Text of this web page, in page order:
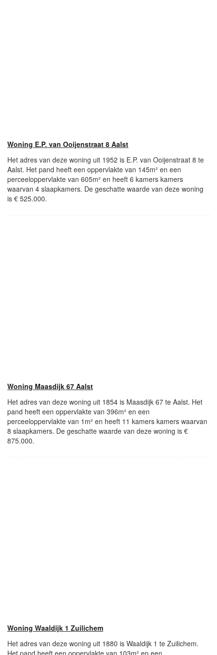
Woning E.P. van Ooijenstraat 8 Aalst
Het adres van deze woning uit 1952 is E.P. van Ooijenstraat 8 te
Aalst. Het pand heeft een oppervlakte van 145m² en een
perceeloppervlakte van 605m² en heeft 6 kamers kamers
waarvan 4 slaapkamers. De geschatte waarde van deze woning
is € 525.000.
Woning Maasdijk 67 Aalst
Het adres van deze woning uit 1854 is Maasdijk 67 te Aalst. Het
pand heeft een oppervlakte van 396m² en een
perceeloppervlakte van 1m² en heeft 11 kamers kamers waarvan
8 slaapkamers. De geschatte waarde van deze woning is €
875.000.
Woning Waaldijk 1 Zuilichem
Het adres van deze woning uit 1880 is Waaldijk 1 te Zuilichem.